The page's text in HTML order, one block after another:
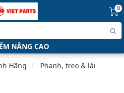
0
NÂNG CAO
Hãng
Phanh, treo & lái